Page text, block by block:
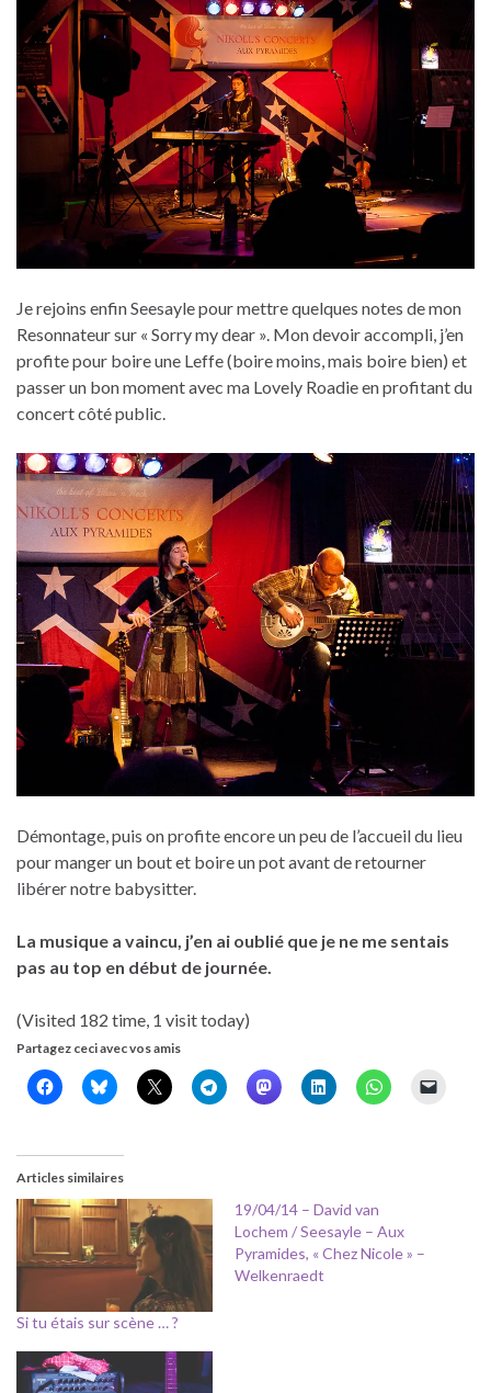
Je rejoins enfin Seesayle pour mettre quelques notes de mon
Resonnateur sur « Sorry my dear ». Mon devoir accompli, j’en
profite pour boire une Leffe (boire moins, mais boire bien) et
passer un bon moment avec ma Lovely Roadie en profitant du
concert côté public.
Démontage, puis on profite encore un peu de l’accueil du lieu
pour manger un bout et boire un pot avant de retourner
libérer notre babysitter.
La musique a vaincu, j’en ai oublié que je ne me sentais
pas au top en début de journée.
(Visited 182 time, 1 visit today)
Partagez ceci avec vos amis
Articles similaires
Si tu étais sur scène … ?
19/04/14 – David van
Lochem / Seesayle – Aux
Pyramides, « Chez Nicole » –
Welkenraedt